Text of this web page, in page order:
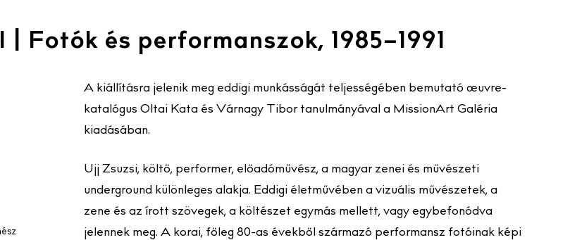
Fotók és performanszok, 1985–1991
A kiállításra jelenik meg eddigi munkásságát teljességében bemutató œuvre-
katalógus Oltai Kata és Várnagy Tibor tanulmányával a MissionArt Galéria
kiadásában.
Ujj Zsuzsi, költő, performer, előadóművész, a magyar zenei és művészeti
underground különleges alakja. Eddigi életművében a vizuális művészetek, a
zene és az írott szövegek, a költészet egymás mellett, vagy egybefonódva
jelennek meg. A korai, főleg 80-as évekből származó performansz fotóinak képi